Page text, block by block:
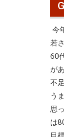
今
若
60
が
不
う
思
は